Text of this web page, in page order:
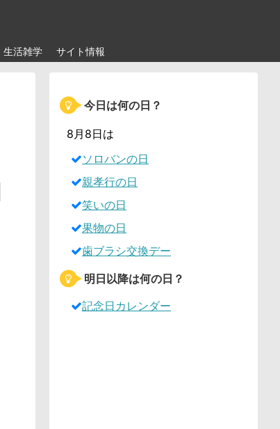
生活雑学 サイト情報
今日は何の日？
8月8日は
ソロバンの日
親孝行の日
笑いの日
果物の日
歯ブラシ交換デー
明日以降は何の日？
記念日カレンダー